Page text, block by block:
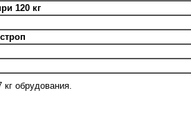
120 кг
обрудования.